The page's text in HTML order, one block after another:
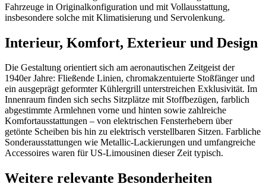
Fahrzeuge in Originalkonfiguration und mit Vollausstattung,
insbesondere solche mit Klimatisierung und Servolenkung.
Interieur, Komfort, Exterieur und Design
Die Gestaltung orientiert sich am aeronautischen Zeitgeist der
1940er Jahre: Fließende Linien, chromakzentuierte Stoßfänger und
ein ausgeprägt geformter Kühlergrill unterstreichen Exklusivität. Im
Innenraum finden sich sechs Sitzplätze mit Stoffbezügen, farblich
abgestimmte Armlehnen vorne und hinten sowie zahlreiche
Komfortausstattungen – von elektrischen Fensterhebern über
getönte Scheiben bis hin zu elektrisch verstellbaren Sitzen. Farbliche
Sonderausstattungen wie Metallic-Lackierungen und umfangreiche
Accessoires waren für US-Limousinen dieser Zeit typisch.
Weitere relevante Besonderheiten